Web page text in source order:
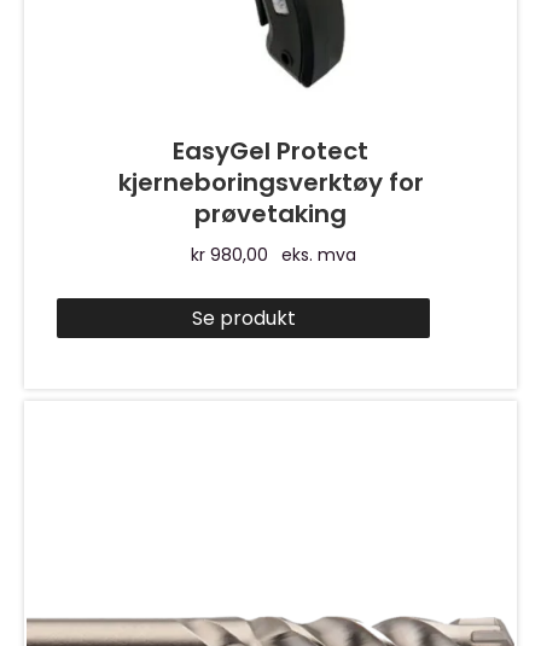
EasyGel Protect
kjerneboringsverktøy for
prøvetaking
kr980,00 eks. mva
Se produkt